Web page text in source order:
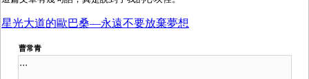
星光大道的歐巴桑—永遠不要放棄夢想
曹常青
...